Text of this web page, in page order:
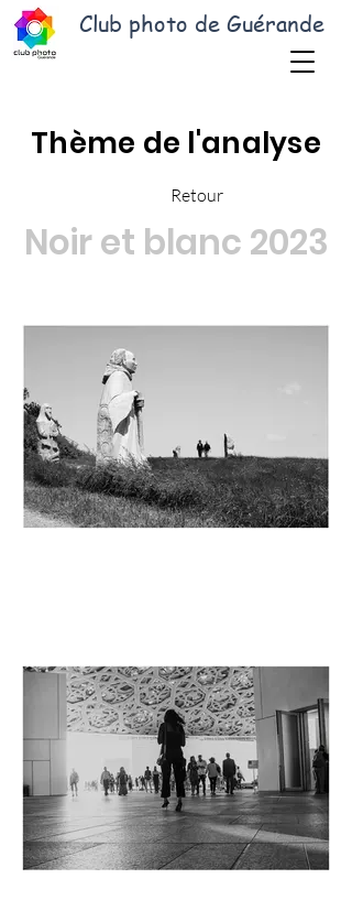
Club photo de Guérande
Thème de l'analyse
Retour
Noir et blanc 2023